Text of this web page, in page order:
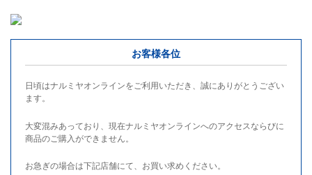
お客様各位
日頃はナルミヤオンラインをご利用いただき、誠にありがとうござい
ます。
大変混みあっており、現在ナルミヤオンラインへのアクセスならびに
商品のご購入ができません。
お急ぎの場合は下記店舗にて、お買い求めください。